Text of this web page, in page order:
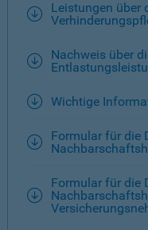
Leistungen über
Nachweis über
Wichtige
Formular für die
Formular für die